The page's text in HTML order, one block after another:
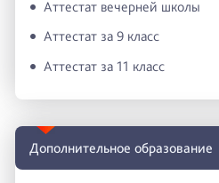
Аттестат вечерней школы
Аттестат за 9 класс
Аттестат за 11 класс
Дополнительное образование